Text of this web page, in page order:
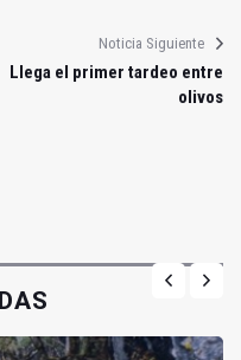
Noticia Siguiente
Llega el primer tardeo entre
olivos